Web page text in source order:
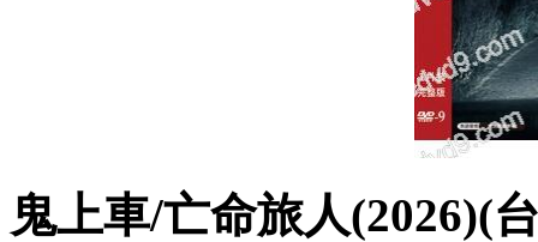
鬼上車/亡命旅人(2026)(